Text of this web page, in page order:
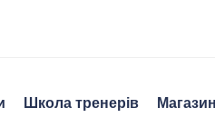
Школа тренерів Магазин